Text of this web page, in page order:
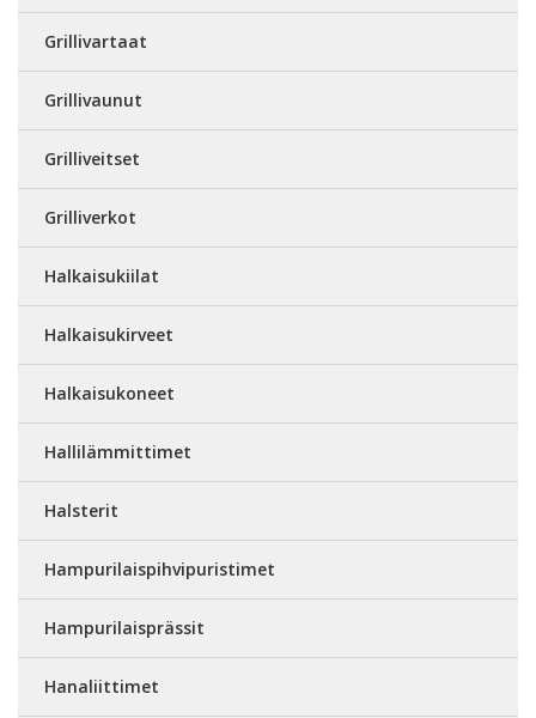
Grillivartaat
Grillivaunut
Grilliveitset
Grilliverkot
Halkaisukiilat
Halkaisukirveet
Halkaisukoneet
Hallilämmittimet
Halsterit
Hampurilaispihvipuristimet
Hampurilaisprässit
Hanaliittimet